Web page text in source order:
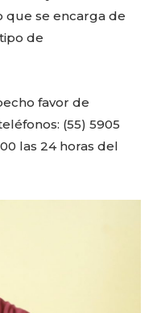
newsletter
loop.
que se encarga de
de
favor de
(55) 5905
las 24 horas del